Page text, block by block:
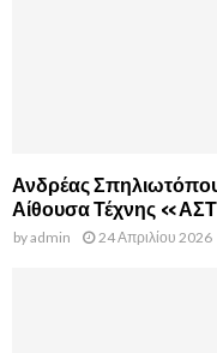
Ανδρέας
Αίθουσα Τέχνης
byadmin 24 Απριλίου 2026